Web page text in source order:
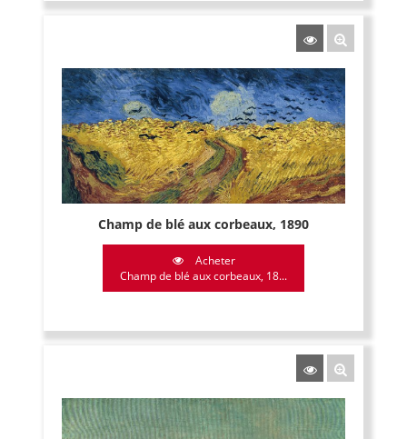
Champ de blé aux corbeaux, 1890
Acheter
Champ de blé aux corbeaux, 18...